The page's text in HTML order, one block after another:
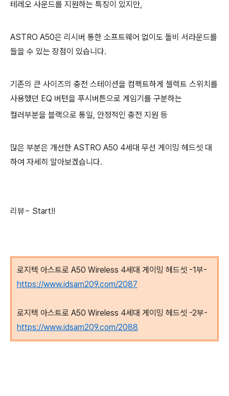
테레오 사운드를 지원하는 특징이 있지만,
ASTRO A50은 리시버 통한 소프트웨어 없이도 돌비 서라운드를
들을 수 있는 장점이 있습니다.
기존의 큰 사이즈의 충전 스테이션을 컴펙트하게 셀렉트 스위치를
사용했던 EQ 버턴을 푸시버튼으로 게임기를 구분하는
컬러부분을 블랙으로 통일, 안정적인 충전 지원 등
많은 부분은 개선한 ASTRO A50 4세대 무선 게이밍 헤드셋 대
하여 자세히 알아보겠습니다.
리뷰~ Start!!
로지텍 아스트로 A50 Wireless 4세대 게이밍 헤드셋 -1부-
https://www.idsam209.com/2087
로지텍 아스트로 A50 Wireless 4세대 게이밍 헤드셋 -2부-
https://www.idsam209.com/2088